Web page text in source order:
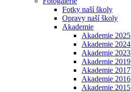
Fotky naší školy
Opravy naší školy
Akademie
Akademie 2025
Akademie 2024
Akademie 2023
Akademie 2019
Akademie 2017
Akademie 2016
Akademie 2015